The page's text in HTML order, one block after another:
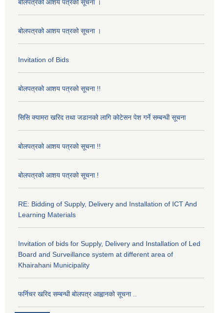
बोलपत्रको आशय पत्रको सूचना ।
बोलपत्रको आशय पत्रको सूचना ।
Invitation of Bids
बोलपत्रको आशय पत्रको सूचना !!
सिसि क्यामरा खरिद तथा जडानको लागि कोटेसन पेश गर्ने सम्बन्धी सूचना
बोलपत्रको आशय पत्रको सूचना !!
बोलपत्रको आशय पत्रको सूचना !
RE: Bidding of Supply, Delivery and Installation of ICT And
Learning Materials
Invitation of bids for Supply, Delivery and Installation of Led
Board and Surveillance system at different area of
Khairahani Municipality
फर्निचर खरिद सम्बन्धी बोलपत्र आह्वानको सूचना ..